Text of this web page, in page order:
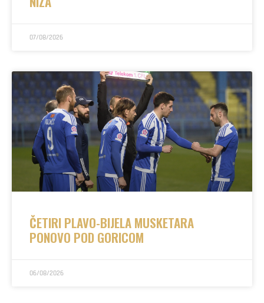
07/08/2026
ČETIRI PLAVO-BIJELA MUSKETARA
PONOVO POD GORICOM
06/08/2026